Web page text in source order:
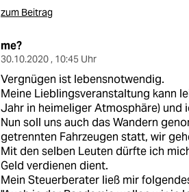
zum Beitrag
me?
30.10.2020 , 10:45 Uhr
Vergnügen ist lebensnotwendig.
Meine Lieblingsveranstaltung kann
Jahr in heimeliger Atmosphäre) und
Nun soll uns auch das Wandern
getrennten Fahrzeugen statt, wir
Mit den selben Leuten dürfte ich
Geld verdienen dient.
Mein Steuerberater ließ mir